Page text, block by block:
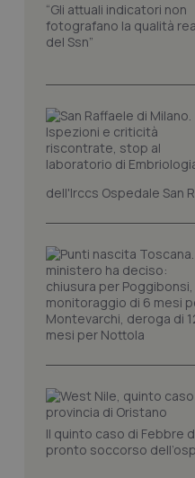
dell'Irccs Ospedale San
Il quinto caso di Febbre
pronto soccorso